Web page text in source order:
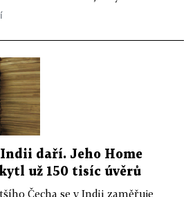
daří. Jeho Home
už 150 tisíc úvěrů
Čecha se v Indii zaměřuje